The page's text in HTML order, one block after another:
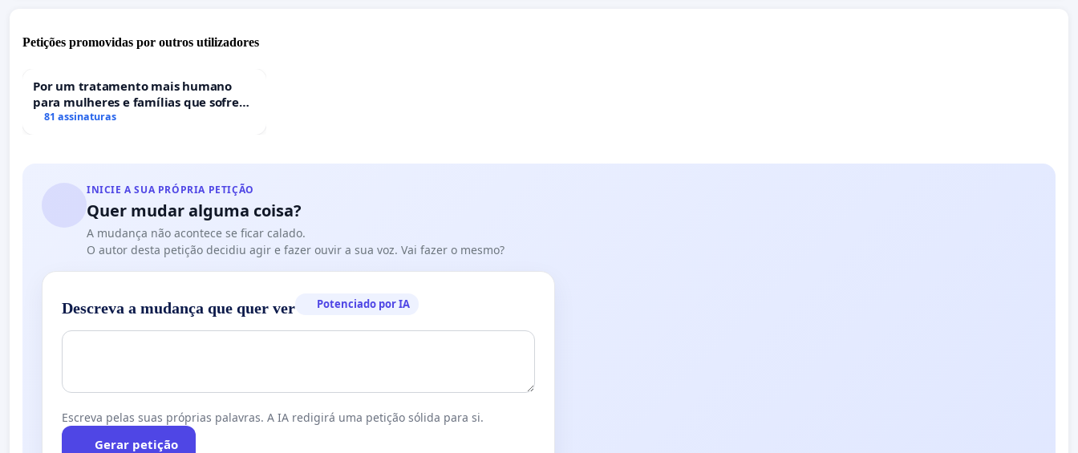
Petições promovidas por outros utilizadores
Por um tratamento mais humano
para mulheres e famílias que sofrem
uma perda gestacional nos hospitais
81 assinaturas
INICIE A SUA PRÓPRIA PETIÇÃO
Quer mudar alguma coisa?
A mudança não acontece se ficar calado.
O autor desta petição decidiu agir e fazer ouvir a sua voz. Vai fazer o mesmo?
Descreva a mudança que quer ver Potenciado por IA
Escreva pelas suas próprias palavras. A IA redigirá uma petição sólida para si.
Gerar petição